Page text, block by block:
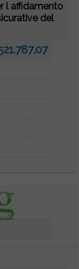
l affidamento
del